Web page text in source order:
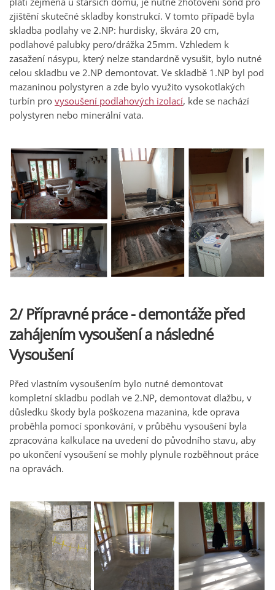
zjištění skutečné skladby konstrukcí. V tomto případě byla
skladba podlahy ve 2.NP: hurdisky, škvára 20 cm,
podlahové palubky pero/drážka 25mm. Vzhledem k
zasažení násypu, který nelze standardně vysušit, bylo nutné
celou skladbu ve 2.NP demontovat. Ve skladbě 1.NP byl pod
mazaninou polystyren a zde bylo využito vysokotlakých
turbín pro vysoušení podlahových izolací, kde se nachází
polystyren nebo minerální vata.
2/ Přípravné práce - demontáže před
zahájením vysoušení a následné
Vysoušení
Před vlastním vysoušením bylo nutné demontovat
kompletní skladbu podlah ve 2.NP, demontovat dlažbu, v
důsledku škody byla poškozena mazanina, kde oprava
proběhla pomocí sponkování, v průběhu vysoušení byla
zpracována kalkulace na uvedení do původního stavu, aby
po ukončení vysoušení se mohly plynule rozběhnout práce
na opravách.